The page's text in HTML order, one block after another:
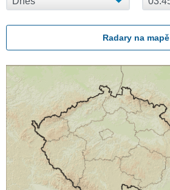
Radary na mapě